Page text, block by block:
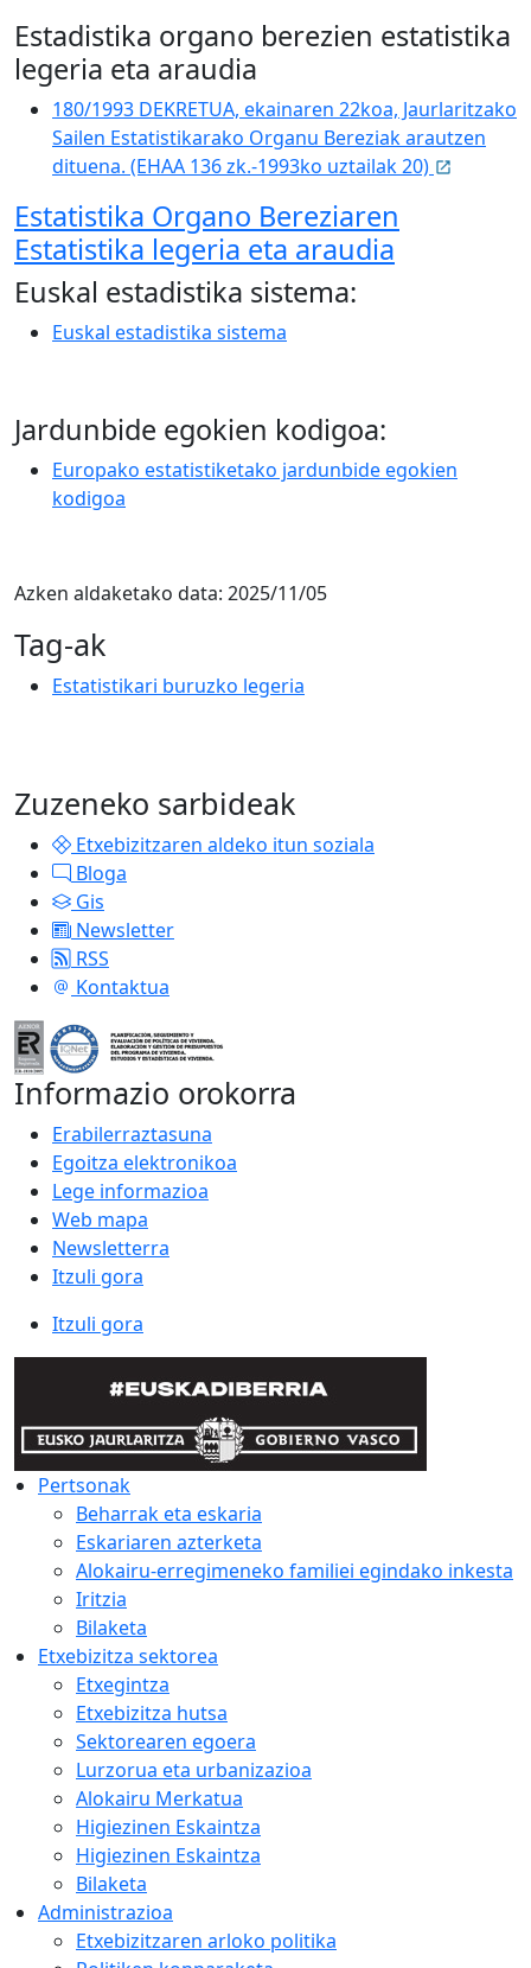
Estadistika organo berezien estatistika
legeria eta araudia
180/1993 DEKRETUA, ekainaren 22koa, Jaurlaritzako
Sailen Estatistikarako Organu Bereziak arautzen
dituena. (EHAA 136 zk.-1993ko uztailak 20)
Estatistika Organo Bereziaren
Estatistika legeria eta araudia
Euskal estadistika sistema:
Euskal estadistika sistema
Jardunbide egokien kodigoa:
Europako estatistiketako jardunbide egokien
kodigoa
Azken aldaketako data: 2025/11/05
Tag-ak
Estatistikari buruzko legeria
Zuzeneko sarbideak
Etxebizitzaren aldeko itun soziala
Bloga
Gis
Newsletter
RSS
Kontaktua
Informazio orokorra
Erabilerraztasuna
Egoitza elektronikoa
Lege informazioa
Web mapa
Newsletterra
Itzuli gora
Itzuli gora
Pertsonak
Beharrak eta eskaria
Eskariaren azterketa
Alokairu-erregimeneko familiei egindako inkesta
Iritzia
Bilaketa
Etxebizitza sektorea
Etxegintza
Etxebizitza hutsa
Sektorearen egoera
Lurzorua eta urbanizazioa
Alokairu Merkatua
Higiezinen Eskaintza
Higiezinen Eskaintza
Bilaketa
Administrazioa
Etxebizitzaren arloko politika